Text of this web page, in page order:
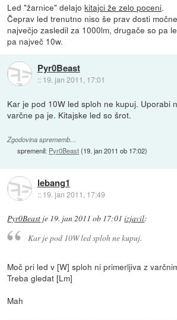
Led "žarnice" delajokitajci že zelo poceni.
Čeprav led trenutno niso še prav dosti
največjo zasledil za 1000lm, drugače so pa
pa največ 10w.
Pyr0Beast
:: 19. jan 2011, 17:01
Kar je pod 10W led sploh ne kupuj. Uporabi
varčne pa je. Kitajske led so šrot.
Zgodovina sprememb…
spremenil: Pyr0Beast(19. jan 2011 ob 17:02)
lebang1
:: 19. jan 2011, 17:49
Pyr0Beast je 19. jan 2011 ob 17:01 izjavil:
Kar je pod 10W led sploh ne kupuj.
Moč pri led v [W] sploh ni primerljiva z
Treba gledat [Lm]
Mah